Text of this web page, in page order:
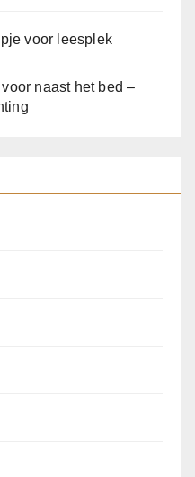
voor leesplek
naast het bed –